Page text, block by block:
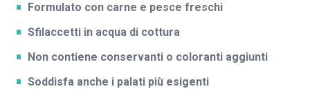
Formulato con carne e pesce freschi
Sfilaccetti in acqua di cottura
Non contiene conservanti o coloranti aggiunti
Soddisfa anche i palati più esigenti